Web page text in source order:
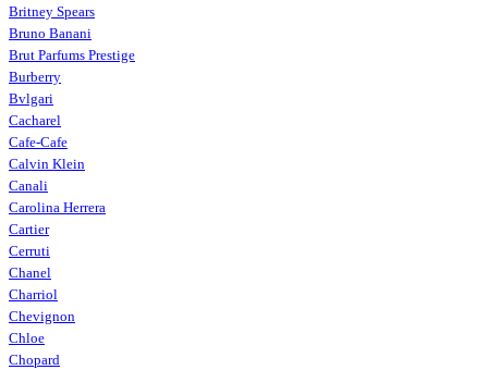
Britney Spears
Bruno Banani
Brut Parfums Prestige
Burberry
Bvlgari
Cacharel
Cafe-Cafe
Calvin Klein
Canali
Carolina Herrera
Cartier
Cerruti
Chanel
Charriol
Chevignon
Chloe
Chopard